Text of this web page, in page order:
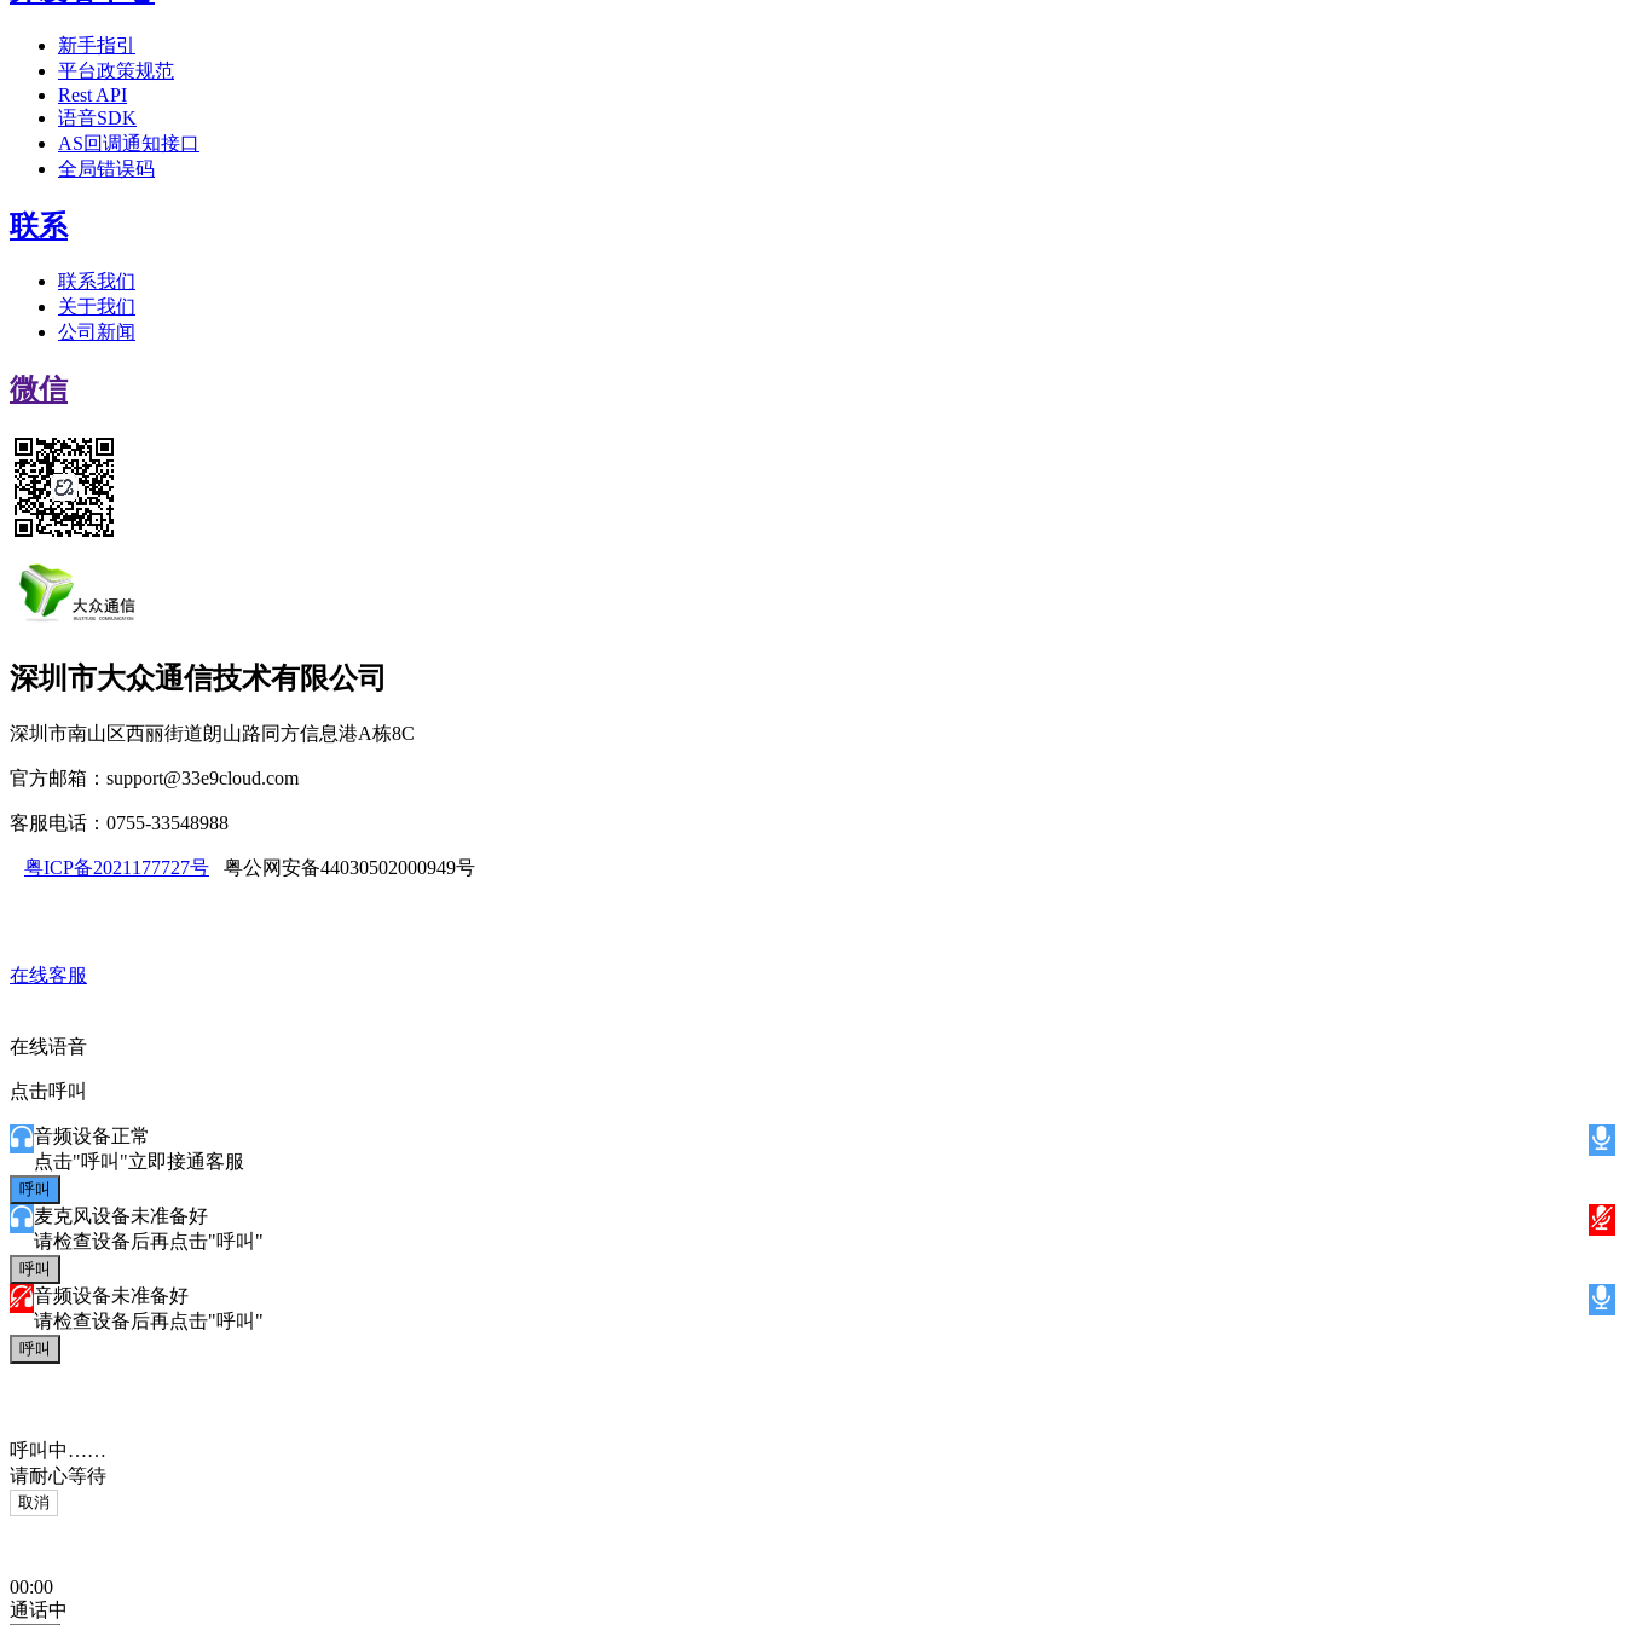
新手指引
平台政策规范
Rest API
语音SDK
AS回调通知接口
全局错误码
联系
联系我们
关于我们
公司新闻
微信
深圳市大众通信技术有限公司
深圳市南山区西丽街道朗山路同方信息港A栋8C
官方邮箱：support@33e9cloud.com
客服电话：0755-33548988
粤ICP备2021177727号 粤公网安备44030502000949号
在线客服
在线语音
点击呼叫
音频设备正常
点击"呼叫"立即接通客服
呼叫
麦克风设备未准备好
请检查设备后再点击"呼叫"
呼叫
音频设备未准备好
请检查设备后再点击"呼叫"
呼叫
呼叫中……
请耐心等待
取消
00:00
通话中